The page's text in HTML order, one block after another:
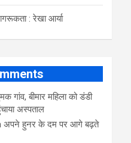
: रेखा आर्या
गांव, बीमार महिला को डंडी
अस्पताल
अपने हुनर के दम पर आगे बढ़ते